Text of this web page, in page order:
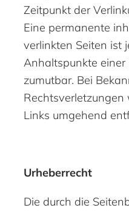
Zeitpunkt der
Eine permanente
verlinkten Seiten ist
Anhaltspunkte
zumutbar. Bei
Links umgehend
Urheberrecht
Die durch die